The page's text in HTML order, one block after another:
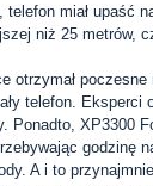
telefon miał upaść
niż 25 metrów,
otrzymał
telefon. Eksperci
Ponadto, XP3300
godzinę
A i to